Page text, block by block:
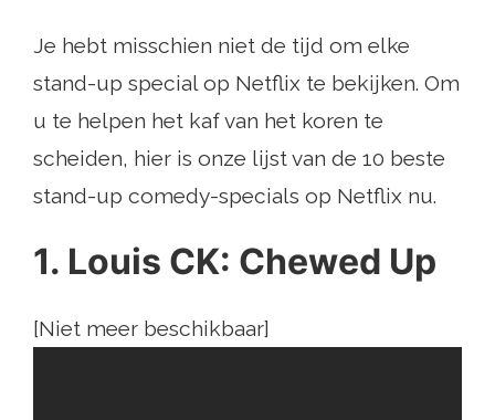
Je hebt misschien niet de tijd om elke
stand-up special op Netflix te bekijken. Om
u te helpen het kaf van het koren te
scheiden, hier is onze lijst van de 10 beste
stand-up comedy-specials op Netflix nu.
1. Louis CK: Chewed Up
[Niet meer beschikbaar]